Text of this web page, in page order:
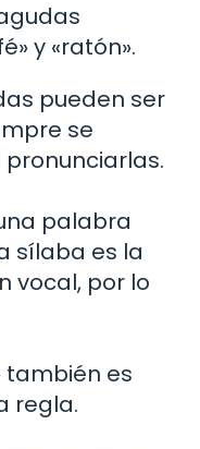
y «ratón».
pueden ser
se
palabra
sílaba es la
vocal, por lo
también es
regla.